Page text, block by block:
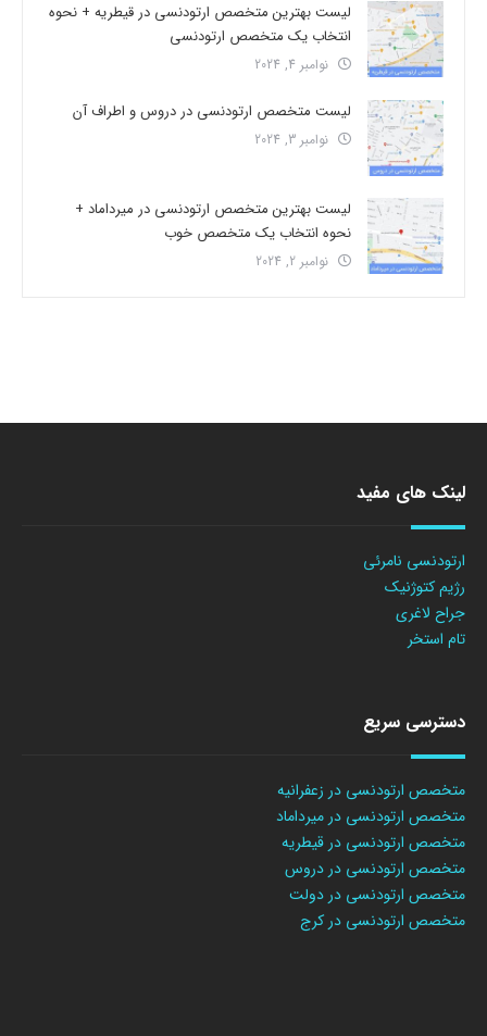
لیست بهترین متخصص ارتودنسی در قیطریه + نحوه
انتخاب یک متخصص ارتودنسی
نوامبر 4, 2024
لیست متخصص ارتودنسی در دروس و اطراف آن
نوامبر 3, 2024
لیست بهترین متخصص ارتودنسی در میرداماد +
نحوه انتخاب یک متخصص خوب
نوامبر 2, 2024
لینک های مفید
ارتودنسی نامرئی
رژیم کتوژنیک
جراح لاغری
تام استخر
دسترسی سریع
متخصص ارتودنسی در زعفرانیه
متخصص ارتودنسی در میرداماد
متخصص ارتودنسی در قیطریه
متخصص ارتودنسی در دروس
متخصص ارتودنسی در دولت
متخصص ارتودنسی در کرج